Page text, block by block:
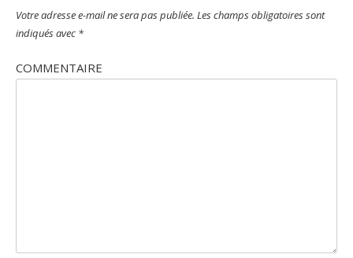
Votre adresse e-mail ne sera pas publiée. Les champs obligatoires sont
indiqués avec *
COMMENTAIRE